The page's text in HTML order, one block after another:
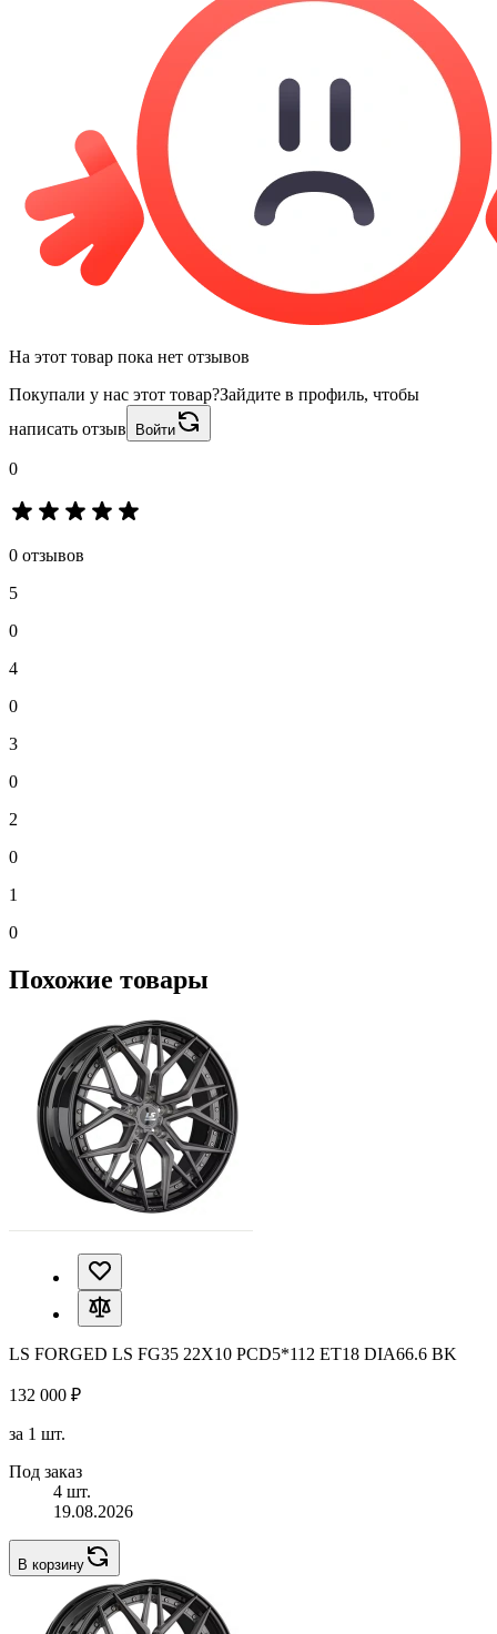
На этот товар пока нет отзывов
Покупали у нас этот товар?Зайдите в профиль, чтобы
написать отзыв
Войти
0
0 отзывов
5
0
4
0
3
0
2
0
1
0
Похожие товары
LS FORGED LS FG35 22X10 PCD5*112 ET18 DIA66.6 BK
132 000 ₽
за 1 шт.
Под заказ
4 шт.
19.08.2026
В корзину